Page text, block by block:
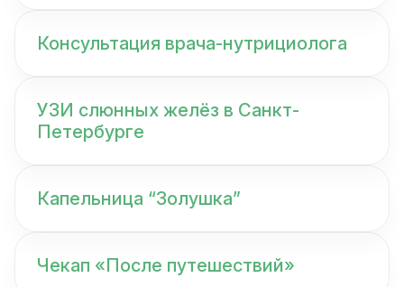
Консультация врача-нутрициолога
УЗИ слюнных желёз в Санкт-
Петербурге
Капельница “Золушка”
Чекап «После путешествий»